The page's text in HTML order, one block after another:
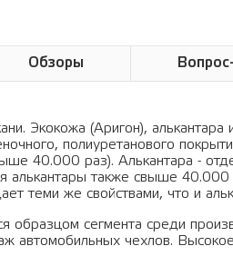
Обзоры
Экокожа (Аригон),
полиуретанового
40.000 раз). Алькантара -
алькантары также свыше
теми же свойствами, что и
образцом сегмента среди
автомобильных чехлов.